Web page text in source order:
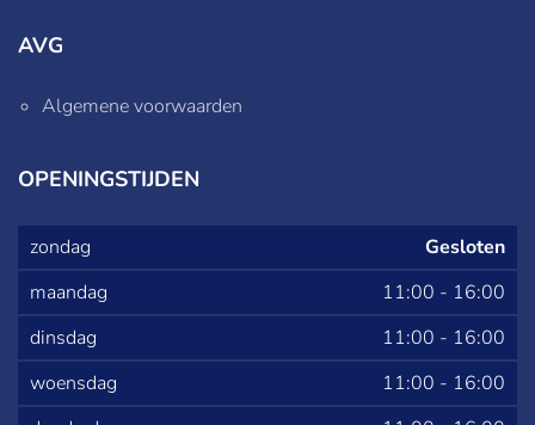
AVG
Algemene voorwaarden
OPENINGSTIJDEN
zondag
Gesloten
maandag
11:00 - 16:00
dinsdag
11:00 - 16:00
woensdag
11:00 - 16:00